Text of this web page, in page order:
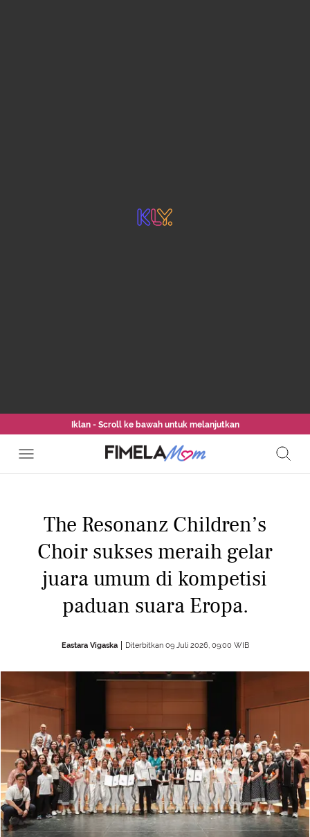
Iklan - Scroll ke bawah untuk melanjutkan
The Resonanz Children’s
Choir sukses meraih gelar
juara umum di kompetisi
paduan suara Eropa.
Eastara Vigaska Diterbitkan 09 Juli 2026, 09:00 WIB